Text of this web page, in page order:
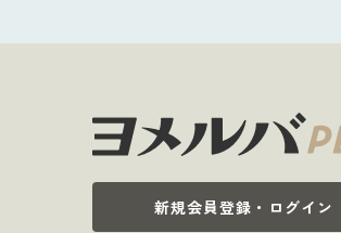
新規会員登録・ログイン